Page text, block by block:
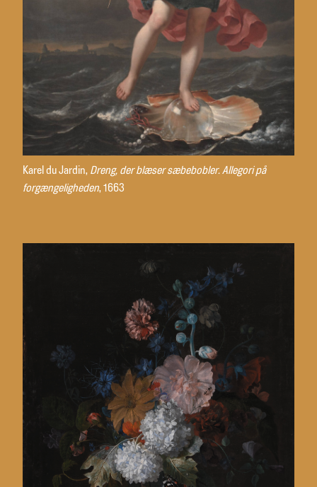
Karel du Jardin, Dreng, der blæser sæbebobler. Allegori på
forgængeligheden, 1663